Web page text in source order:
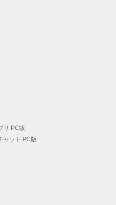
リ PC版
ャット PC版